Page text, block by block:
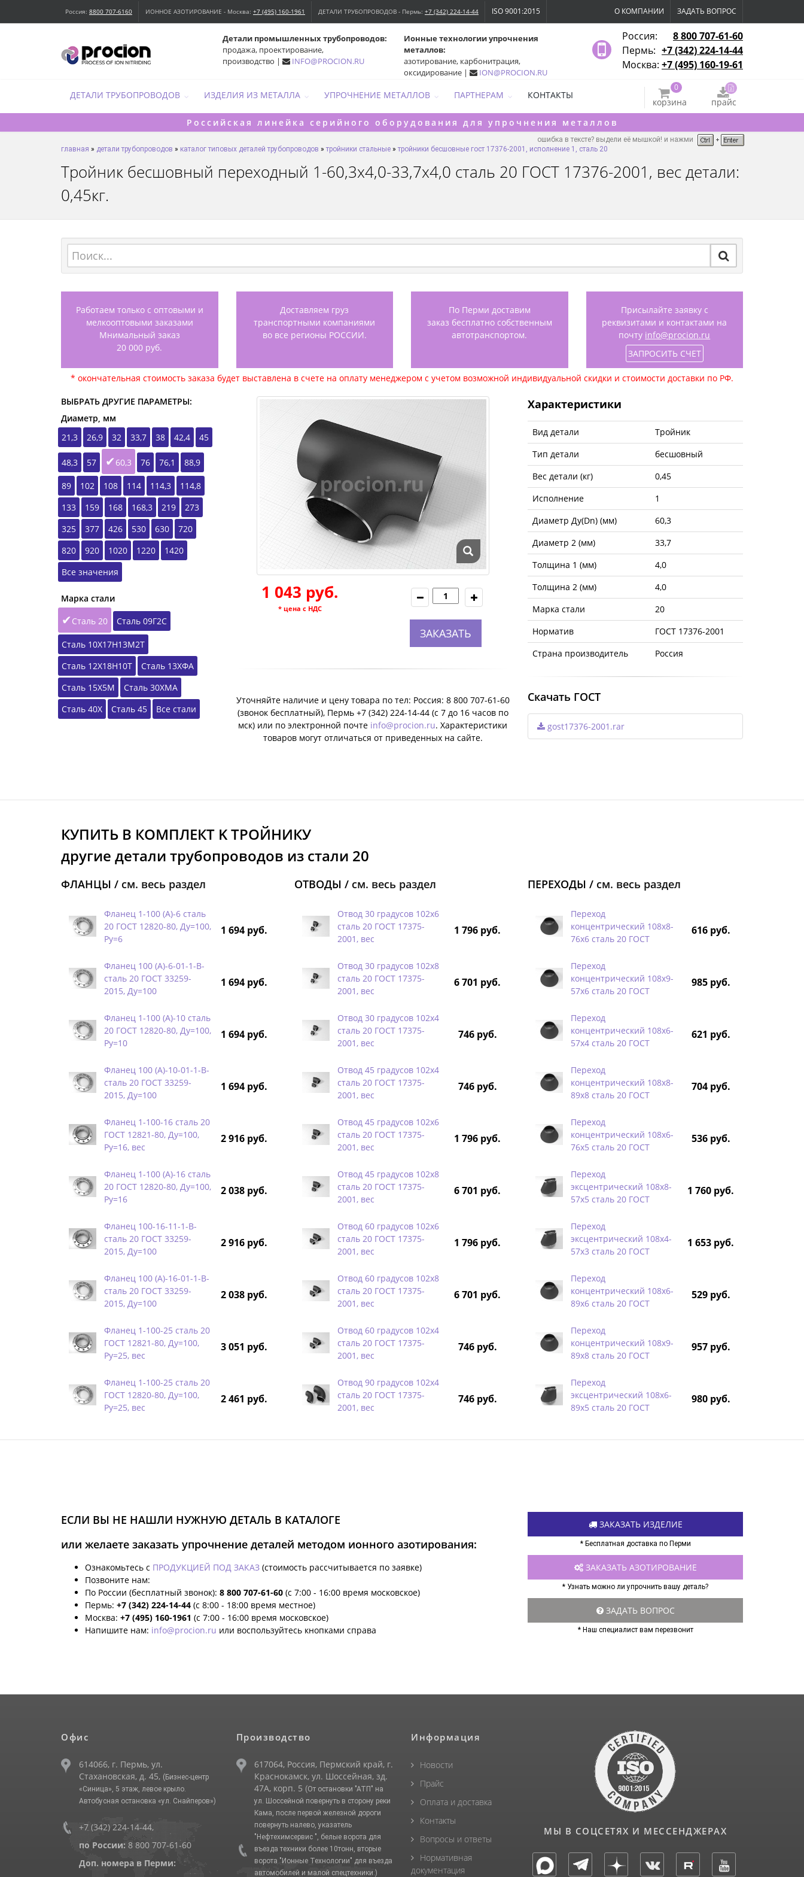
О КОМПАНИИ ЗАДАТЬ ВОПРОС
Россия: 8800 707-6160 ИОННОЕ АЗОТИРОВАНИЕ - Москва: +7 (495) 160-1961 ДЕТАЛИ ТРУБОПРОВОДОВ - Пермь: +7 (342) 224-14-44 ISO 9001:2015
Россия:
8 800 707-61-60
Пермь: +7 (342) 224-14-44
Москва: +7 (495) 160-19-61
Ионные технологии упрочнения
металлов:
азотирование, карбонитрация,
оксидирование |
ION@PROCION.RU
Детали промышленных трубопроводов:
продажа, проектирование,
производство |
INFO@PROCION.RU
ДЕТАЛИ ТРУБОПРОВОДОВ ИЗДЕЛИЯ ИЗ МЕТАЛЛА УПРОЧНЕНИЕ МЕТАЛЛОВ ПАРТНЕРАМ КОНТАКТЫ
0
корзина
прайс
Российская линейка серийного оборудования для упрочнения металлов
ошибка в тексте? выдели её мышкой! и нажми
главная » детали трубопроводов » каталог типовых деталей трубопроводов » тройники стальные » тройники бесшовные гост 17376-2001, исполнение 1, сталь 20
Тройник бесшовный переходный 1-60,3х4,0-33,7х4,0 сталь 20 ГОСТ 17376-2001, вес детали:
0,45кг.
Работаем только с оптовыми и
мелкооптовыми заказами
Мнимальный заказ
20 000 руб.
Доставляем груз
транспортными компаниями
во все регионы РОССИИ.
По Перми доставим
заказ бесплатно собственным
автотранспортом.
Присылайте заявку с
реквизитами и контактами на
почту info@procion.ru
ЗАПРОСИТЬ СЧЕТ
* окончательная стоимость заказа будет выставлена в счете на оплату менеджером с учетом возможной индивидуальной скидки и стоимости доставки по РФ.
ВЫБРАТЬ ДРУГИЕ ПАРАМЕТРЫ:
Диаметр, мм
21,3
26,9 32 33,7 38 42,4 45
48,3 57 60,3 76 76,1 88,9
89 102 108 114 114,3
114,8
133
159 168 168,3 219
273
325
377 426 530 630
720
820
920 1020 1220
1420
Все значения
Марка стали
Сталь 20
Сталь 09Г2С
Сталь 10Х17Н13М2Т
Сталь 12Х18Н10Т
Сталь 13ХФА
Сталь 15Х5М
Сталь 30ХМА
Сталь 40Х
Сталь 45 Все стали
1 043 руб.
* цена с НДС
ЗАКАЗАТЬ
Уточняйте наличие и цену товара по тел: Россия: 8 800 707-61-60
(звонок бесплатный), Пермь +7 (342) 224-14-44 (c 7 до 16 часов по
мск) или по электронной почте info@procion.ru. Характеристики
товаров могут отличаться от приведенных на сайте.
Характеристики
Вид детали
Тройник
Тип детали
бесшовный
Вес детали (кг)
0,45
Исполнение
1
Диаметр Ду(Dn) (мм)
60,3
Диаметр 2 (мм)
33,7
Толщина 1 (мм)
4,0
Толщина 2 (мм)
4,0
Марка стали
20
Норматив
ГОСТ 17376-2001
Страна производитель
Россия
Скачать ГОСТ
gost17376-2001.rar
КУПИТЬ В КОМПЛЕКТ K ТРОЙНИКУ
другие детали трубопроводов из стали 20
ФЛАНЦЫ / см. весь раздел
Фланец 1-100 (А)-6 сталь
20 ГОСТ 12820-80, Ду=100,
Ру=6
1 694 руб.
Фланец 100 (А)-6-01-1-B-
сталь 20 ГОСТ 33259-
2015, Ду=100
1 694 руб.
Фланец 1-100 (А)-10 сталь
20 ГОСТ 12820-80, Ду=100,
Ру=10
1 694 руб.
Фланец 100 (А)-10-01-1-B-
сталь 20 ГОСТ 33259-
2015, Ду=100
1 694 руб.
Фланец 1-100-16 сталь 20
ГОСТ 12821-80, Ду=100,
Ру=16, вес
2 916 руб.
Фланец 1-100 (А)-16 сталь
20 ГОСТ 12820-80, Ду=100,
Ру=16
2 038 руб.
Фланец 100-16-11-1-B-
сталь 20 ГОСТ 33259-
2015, Ду=100
2 916 руб.
Фланец 100 (А)-16-01-1-B-
сталь 20 ГОСТ 33259-
2015, Ду=100
2 038 руб.
Фланец 1-100-25 сталь 20
ГОСТ 12821-80, Ду=100,
Ру=25, вес
3 051 руб.
Фланец 1-100-25 сталь 20
ГОСТ 12820-80, Ду=100,
Ру=25, вес
2 461 руб.
ОТВОДЫ / см. весь раздел
Отвод 30 градусов 102х6
сталь 20 ГОСТ 17375-
2001, вес
1 796 руб.
Отвод 30 градусов 102х8
сталь 20 ГОСТ 17375-
2001, вес
6 701 руб.
Отвод 30 градусов 102х4
сталь 20 ГОСТ 17375-
2001, вес
746 руб.
Отвод 45 градусов 102х4
сталь 20 ГОСТ 17375-
2001, вес
746 руб.
Отвод 45 градусов 102х6
сталь 20 ГОСТ 17375-
2001, вес
1 796 руб.
Отвод 45 градусов 102х8
сталь 20 ГОСТ 17375-
2001, вес
6 701 руб.
Отвод 60 градусов 102х6
сталь 20 ГОСТ 17375-
2001, вес
1 796 руб.
Отвод 60 градусов 102х8
сталь 20 ГОСТ 17375-
2001, вес
6 701 руб.
Отвод 60 градусов 102х4
сталь 20 ГОСТ 17375-
2001, вес
746 руб.
Отвод 90 градусов 102х4
сталь 20 ГОСТ 17375-
2001, вес
746 руб.
ПЕРЕХОДЫ / см. весь раздел
Переход
концентрический 108х8-
76х6 сталь 20 ГОСТ
616 руб.
Переход
концентрический 108х9-
57х6 сталь 20 ГОСТ
985 руб.
Переход
концентрический 108х6-
57х4 сталь 20 ГОСТ
621 руб.
Переход
концентрический 108х8-
89х8 сталь 20 ГОСТ
704 руб.
Переход
концентрический 108х6-
76х5 сталь 20 ГОСТ
536 руб.
Переход
эксцентрический 108х8-
57х5 сталь 20 ГОСТ
1 760 руб.
Переход
эксцентрический 108х4-
57х3 сталь 20 ГОСТ
1 653 руб.
Переход
концентрический 108х6-
89х6 сталь 20 ГОСТ
529 руб.
Переход
концентрический 108х9-
89х8 сталь 20 ГОСТ
957 руб.
Переход
эксцентрический 108х6-
89х5 сталь 20 ГОСТ
980 руб.
ЕСЛИ ВЫ НЕ НАШЛИ НУЖНУЮ ДЕТАЛЬ В КАТАЛОГЕ
или желаете заказать упрочнение деталей методом ионного азотирования:
Ознакомьтесь с ПРОДУКЦИЕЙ ПОД ЗАКАЗ (стоимость рассчитывается по заявке)
Позвоните нам:
По России (бесплатный звонок): 8 800 707-61-60 (с 7:00 - 16:00 время московское)
Пермь: +7 (342) 224-14-44 (с 8:00 - 18:00 время местное)
Москва: +7 (495) 160-1961 (с 7:00 - 16:00 время московское)
Напишите нам: info@procion.ru или воспользуйтесь кнопками справа
ЗАКАЗАТЬ ИЗДЕЛИЕ
* Бесплатная доставка по Перми
ЗАКАЗАТЬ АЗОТИРОВАНИЕ
* Узнать можно ли упрочнить вашу деталь?
ЗАДАТЬ ВОПРОС
* Наш специалист вам перезвонит
Офис
614066, г. Пермь, ул.
Стахановская, д. 45, (Бизнес-центр
«Синица», 5 этаж, левое крыло.
Автобусная остановка «ул. Снайперов»)
+7 (342) 224-14-44,
по России: 8 800 707-61-60
Доп. номера в Перми:
Производство
617064, Россия, Пермский край, г.
Краснокамск, ул. Шоссейная, зд.
47А, корп. 5 (От остановки "АТП" на
ул. Шоссейной повернуть в сторону реки
Кама, после первой железной дороги
повернуть налево, указатель
"Нефтехимсервис ", белые ворота для
въезда техники более 10тонн, вторые
ворота "Ионные Технологии" для въезда
автомобилей и малой спецтехники.)
Информация
Новости
Прайс
Оплата и доставка
Контакты
Вопросы и ответы
Нормативная
документация
МЫ В СОЦСЕТЯХ И МЕССЕНДЖЕРАХ